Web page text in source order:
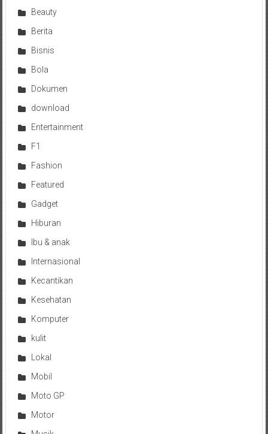
Beauty
Berita
Bisnis
Bola
Dokumen
download
Entertainment
F1
Fashion
Featured
Gadget
Hiburan
Ibu & anak
Internasional
Kecantikan
Kesehatan
Komputer
kulit
Lokal
Mobil
Moto GP
Motor